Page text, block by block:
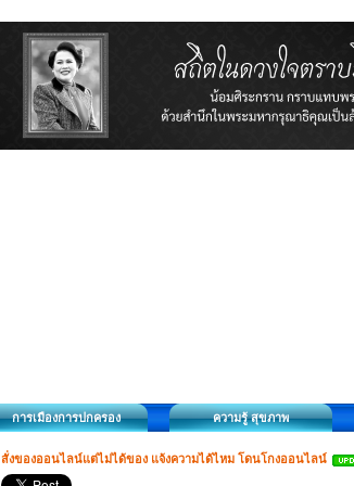
การเมืองการปกครอง ความรู้ สุขภาพ
สั่งของออนไลน์แต่ไม่ได้ของ แจ้งความได้ไหม โดนโกงออนไลน์